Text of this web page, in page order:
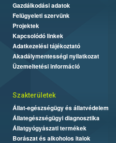
Gazdálkodási adatok
Felügyeleti szervünk
Projektek
Kapcsolódó linkek
Adatkezelési tájékoztató
Akadálymentességi nyilatkozat
Üzemeltetési információ
Szakterületek
Állat-egészségügy és állatvédelem
Állategészségügyi diagnosztika
Állatgyógyászati termékek
Borászat és alkoholos italok